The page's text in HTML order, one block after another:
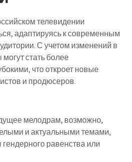
телевидении
адаптируясь к современным
С учетом изменений в
стать более
что откроет новые
и продюсеров.
мелодрам, возможно,
и актуальными темами,
равенства или